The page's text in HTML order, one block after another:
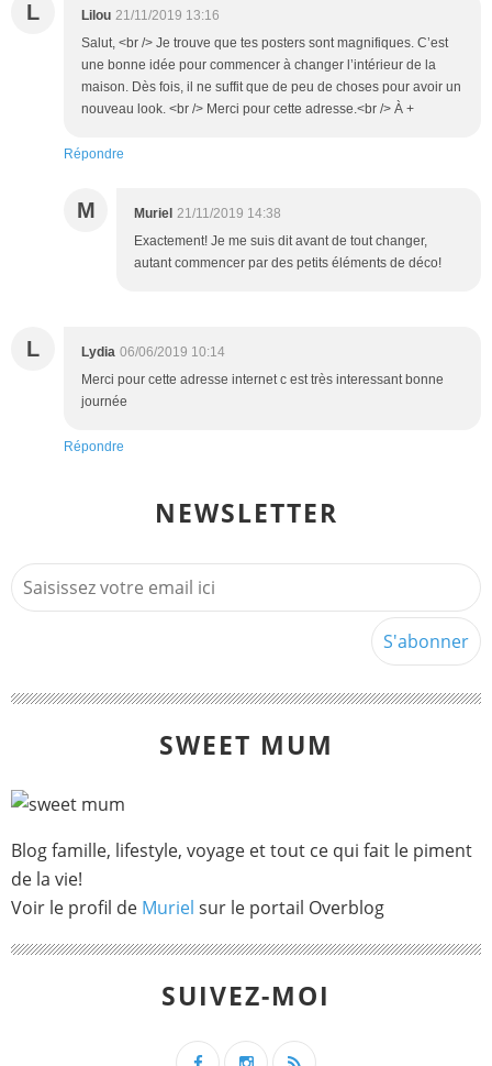
L Lilou 21/11/2019 13:16
Salut, <br /> Je trouve que tes posters sont magnifiques. C’est
une bonne idée pour commencer à changer l’intérieur de la
maison. Dès fois, il ne suffit que de peu de choses pour avoir un
nouveau look. <br /> Merci pour cette adresse.<br /> À +
Répondre
M Muriel 21/11/2019 14:38
Exactement! Je me suis dit avant de tout changer,
autant commencer par des petits éléments de déco!
L Lydia 06/06/2019 10:14
Merci pour cette adresse internet c est très interessant bonne
journée
Répondre
NEWSLETTER
SWEET MUM
Blog famille, lifestyle, voyage et tout ce qui fait le piment
de la vie!
Voir le profil de Muriel sur le portail Overblog
SUIVEZ-MOI